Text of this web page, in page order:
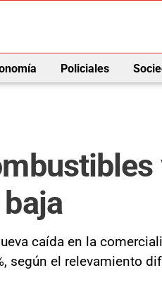
Policiales
caída en la
según el relevamiento